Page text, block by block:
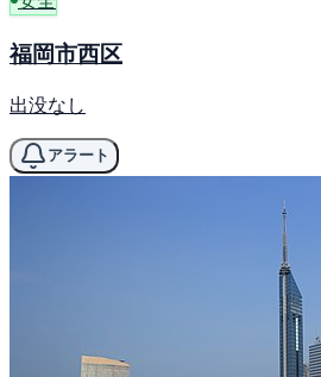
福岡市西区
出没なし
アラート